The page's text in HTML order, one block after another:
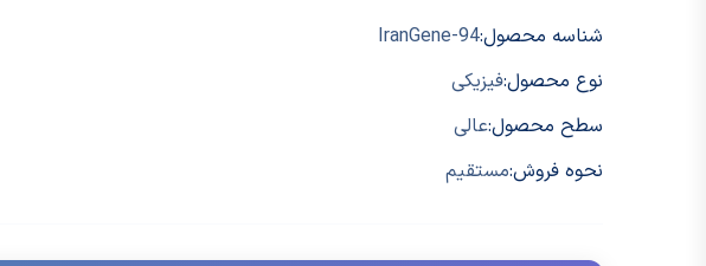
شناسه محصول:IranGene-94
نوع محصول:فیزیکی
سطح محصول:عالی
نحوه فروش:مستقیم